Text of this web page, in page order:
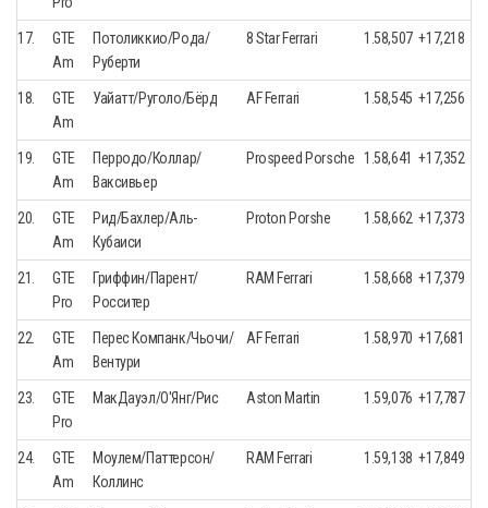
17.
GTE
Am
Потоликкио/Рода/
Руберти
8 Star Ferrari 1.58,507 +17,218
18.
GTE
Am
Уайатт/Руголо/Бёрд AF Ferrari 1.58,545 +17,256
19.
GTE
Am
Перродо/Коллар/
Ваксивьер
Prospeed Porsche 1.58,641 +17,352
20.
GTE
Am
Рид/Бахлер/Аль-
Кубаиси
Proton Porshe 1.58,662 +17,373
21.
GTE
Pro
Гриффин/Парент/
Росситер
RAM Ferrari 1.58,668 +17,379
22.
GTE
Am
Перес Компанк/Чьочи/
Вентури
AF Ferrari 1.58,970 +17,681
23.
GTE
Pro
МакДауэл/О'Янг/Рис Aston Martin 1.59,076 +17,787
24.
GTE
Am
Моулем/Паттерсон/
Коллинс
RAM Ferrari 1.59,138 +17,849